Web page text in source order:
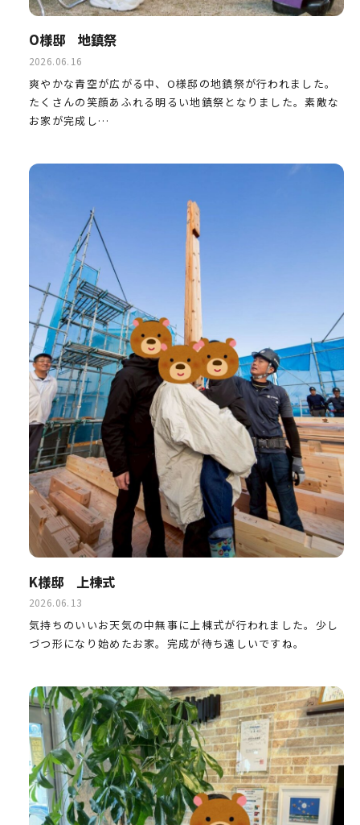
O様邸 地鎮祭
2026.06.16
爽やかな青空が広がる中、O様邸の地鎮祭が行われました。
たくさんの笑顔あふれる明るい地鎮祭となりました。素敵な
お家が完成し…
K様邸 上棟式
2026.06.13
気持ちのいいお天気の中無事に上棟式が行われました。少し
づつ形になり始めたお家。完成が待ち遠しいですね。